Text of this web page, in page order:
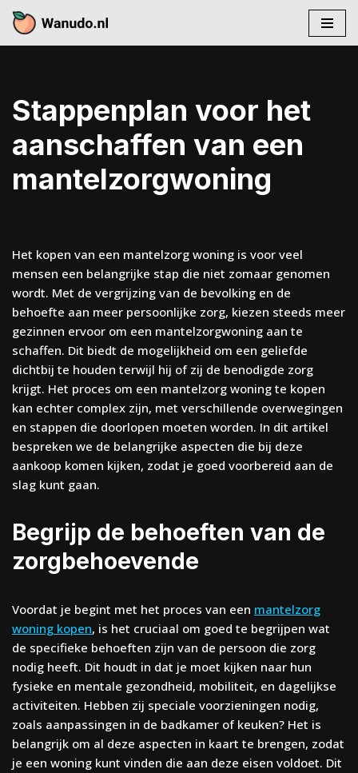
Skip
Stappenplan voor het
aanschaffen van een
mantelzorgwoning
Het kopen van een mantelzorg woning is voor veel
mensen een belangrijke stap die niet zomaar genomen
wordt. Met de vergrijzing van de bevolking en de
behoefte aan meer persoonlijke zorg, kiezen steeds meer
gezinnen ervoor om een mantelzorgwoning aan te
schaffen. Dit biedt de mogelijkheid om een geliefde
dichtbij te houden terwijl hij of zij de benodigde zorg
krijgt. Het proces om een mantelzorg woning te kopen
kan echter complex zijn, met verschillende overwegingen
en stappen die doorlopen moeten worden. In dit artikel
bespreken we de belangrijke aspecten die bij deze
aankoop komen kijken, zodat je goed voorbereid aan de
slag kunt gaan.
Begrijp de behoeften van de
zorgbehoevende
Voordat je begint met het proces van een mantelzorg
woning kopen, is het cruciaal om goed te begrijpen wat
de specifieke behoeften zijn van de persoon die zorg
nodig heeft. Dit houdt in dat je moet kijken naar hun
fysieke en mentale gezondheid, mobiliteit, en dagelijkse
activiteiten. Hebben zij speciale voorzieningen nodig,
zoals aanpassingen in de badkamer of keuken? Het is
belangrijk om al deze aspecten in kaart te brengen, zodat
je een woning kunt vinden die aan deze eisen voldoet. Dit